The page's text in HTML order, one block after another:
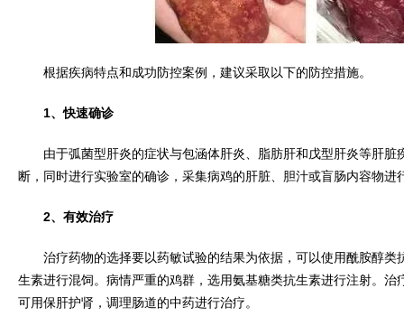
根据疾病特点和成功防控案例，建议采取以下的防控措施。
1、快速确诊
由于弧菌型肝炎的症状与包涵体肝炎、脂肪肝和戊型肝炎等肝脏
断，同时进行实验室的确诊，采集病鸡的肝脏、胆汁或盲肠内容物进
2、有效治疗
治疗药物的选择要以药敏试验的结果为依据，可以使用酰胺醇类
生素进行混饲。病情严重的鸡群，选用氨基糖类抗生素进行注射。治
可用保肝护肾，调理肠道的中药进行治疗。